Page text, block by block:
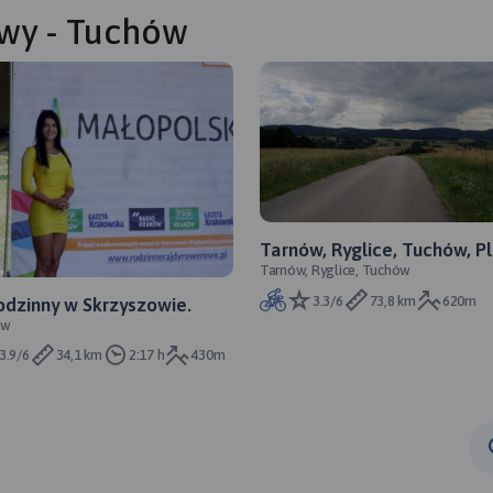
- Tuchów
w Skrzyszowie.
3.9/6
34,1 km 2:17 h 430m
Tarnów, Ryglice, Tuchów,
Tarnów
Tarnów, Ryglice, Tuchów
3.3/6
73,8 km 620m